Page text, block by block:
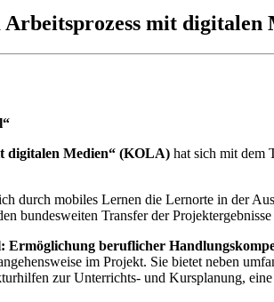
mit digitalen
digitalen Medien“ (KOLA) hat sich mit dem
durch mobiles Lernen die Lernorte in der
bundesweiten Transfer der
Ermöglichung beruflicher
im Projekt. Sie bietet neben
zur Unterrichts- und Kursplanung,